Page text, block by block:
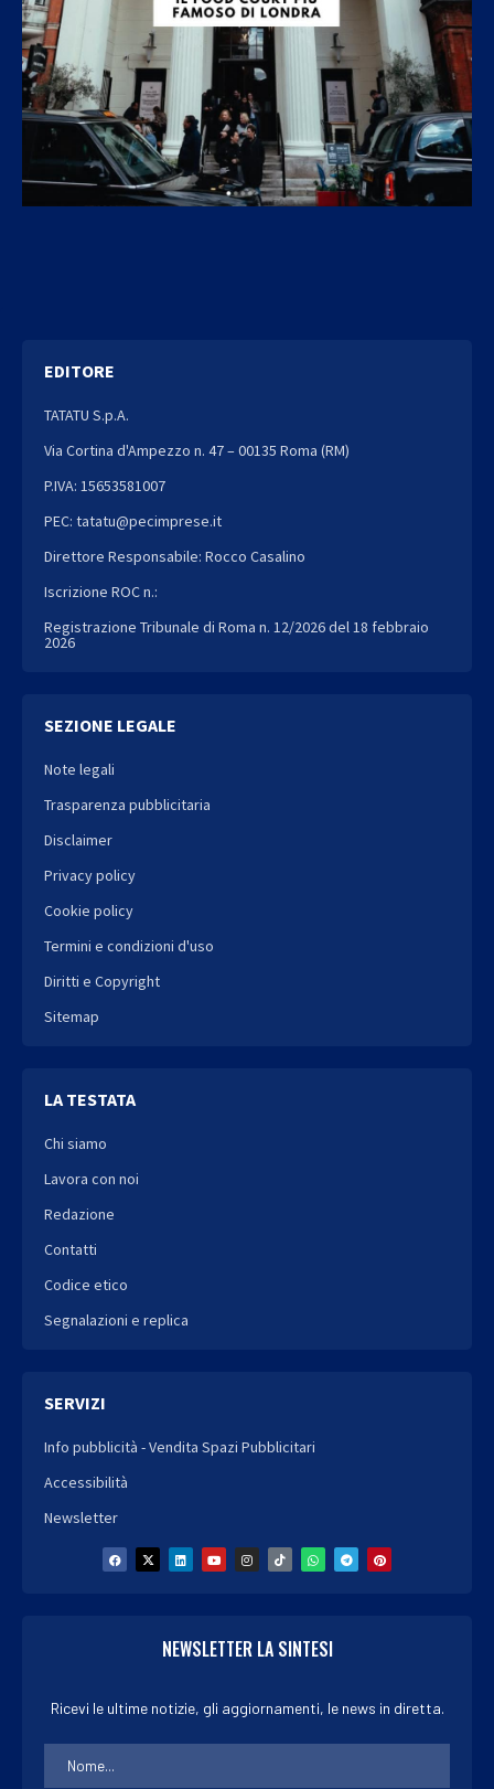
EDITORE
TATATU S.p.A.
Via Cortina d'Ampezzo n. 47 – 00135 Roma (RM)
P.IVA: 15653581007
PEC: tatatu@pecimprese.it
Direttore Responsabile: Rocco Casalino
Iscrizione ROC n.:
Registrazione Tribunale di Roma n. 12/2026 del 18 febbraio
2026
SEZIONE LEGALE
Note legali
Trasparenza pubblicitaria
Disclaimer
Privacy policy
Cookie policy
Termini e condizioni d'uso
Diritti e Copyright
Sitemap
LA TESTATA
Chi siamo
Lavora con noi
Redazione
Contatti
Codice etico
Segnalazioni e replica
SERVIZI
Info pubblicità - Vendita Spazi Pubblicitari
Accessibilità
Newsletter
NEWSLETTER LA SINTESI
Ricevi le ultime notizie, gli aggiornamenti, le news in diretta.